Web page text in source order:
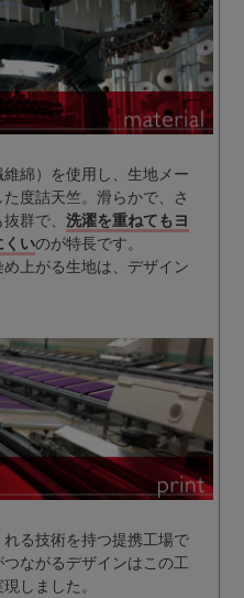
綿）を使用し、生地メー
度詰天竺。滑らかで、さ
群で、 洗濯を重ねてもヨ
くいのが特長です。
上がる生地は、デザイン
る技術を持つ提携工場で
ながるデザインはこの工
しました。